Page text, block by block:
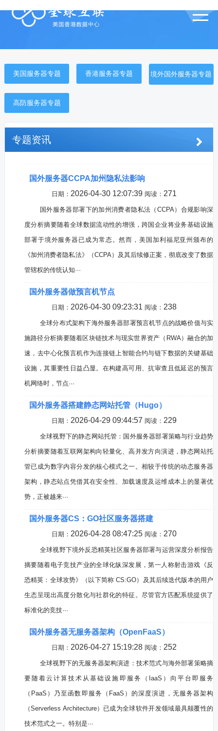
美国服务器专题 香港服务器专题 境外国外服务器专题
高防服务器专题
专题资讯
国外服务器CCPA加州隐私法影响
日期： 2026-04-30 12:07:39 阅读： 271
国外服务器部署下的加州消费者隐私法（CCPA）合规影响深
度分析摘要随着全球数据流动性的增强，跨国企业将业务基础设施
部署于境外服务器已成为常态。然而，美国加利福尼亚州颁布的
《加州消费者隐私法》（CCPA）及其后续修正案，彻底改变了数据
管辖权的传统认知···
国外服务器做预言机节点
日期： 2026-04-30 09:23:31 阅读： 238
全球分布式架构下海外服务器部署预言机节点的战略价值与实
施路径分析摘要随着区块链技术与现实世界资产（RWA）融合的加
速，去中心化预言机作为连接链上智能合约与链下数据的关键基础
设施，其重要性日益凸显。在构建高可用、抗审查且低延迟的预言
机网络时，节点···
国外服务器搭建静态网站托管（Hugo）
日期： 2026-04-29 09:44:57 阅读： 229
全球视野下的静态网站托管：国外服务器部署策略与行业趋势
分析摘要随着互联网架构向轻量化、高并发方向演进，静态网站托
管已成为数字内容分发的核心模式之一。相较于传统的动态服务器
架构，静态站点凭借其在安全性、加载速度及运维成本上的显著优
势，正被越来···
国外服务器CS：GO社区服务器搭建
日期： 2026-04-28 08:47:25 阅读： 270
全球视野下境外反恐精英社区服务器部署与运营深度分析报告
摘要随着电子竞技产业的全球化纵深发展，第一人称射击游戏《反
恐精英：全球攻势》（以下简称 CS:GO）及其后续迭代版本的用户
生态呈现出高度分散化与社群化的特征。尽管官方匹配系统提供了
标准化的竞技···
国外服务器无服务器架构（OpenFaaS）
日期： 2026-04-27 15:19:28 阅读： 252
全球视野下的无服务器架构演进：技术范式与海外部署策略摘
要随着云计算技术从基础设施即服务（IaaS）向平台即服务
（PaaS）乃至函数即服务（FaaS）的深度演进，无服务器架构
（Serverless Architecture）已成为全球软件开发领域最具颠覆性的
技术范式之一。特别是···